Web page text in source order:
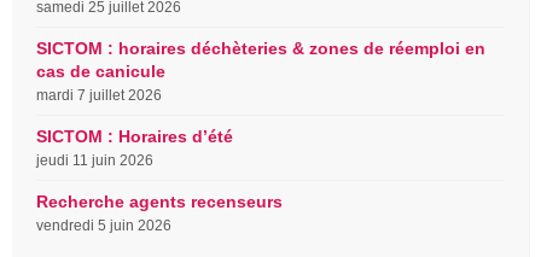
samedi 25 juillet 2026
SICTOM : horaires déchèteries & zones de réemploi en
cas de canicule
mardi 7 juillet 2026
SICTOM : Horaires d’été
jeudi 11 juin 2026
Recherche agents recenseurs
vendredi 5 juin 2026